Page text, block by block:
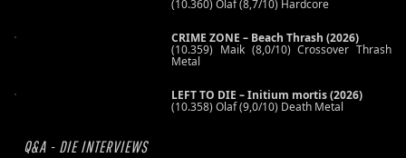
(10.360) Olaf (8,7/10) Hardcore
CRIME ZONE – Beach Thrash (2026)
(10.359) Maik (8,0/10) Crossover Thrash
Metal
LEFT TO DIE – Initium mortis (2026)
(10.358) Olaf (9,0/10) Death Metal
Q&A - DIE INTERVIEWS